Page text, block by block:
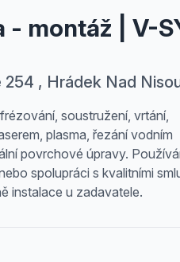
- montáž | V-
254 , Hrádek Nad
soustružení, vrtání,
plasma, řezání vodním
povrchové úpravy.
spolupráci s kvalitními
instalace u zadavatele.